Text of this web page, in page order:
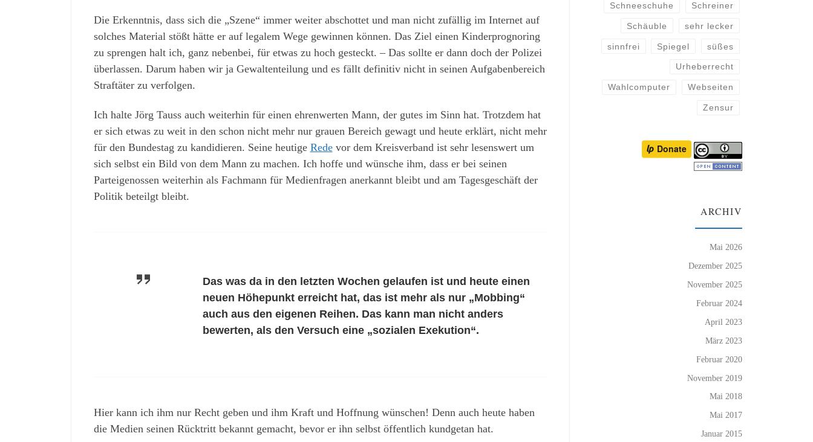
Die Erkenntnis, dass sich die „Szene“ immer weiter abschottet und man nicht zufällig im Internet auf
solches Material stößt hätte er auf legalem Wege gewinnen können. Das Ziel einen Kinderprognoring
zu sprengen halt ich, ganz nebenbei, für etwas zu hoch gesteckt. – Das sollte er dann doch der Polizei
überlassen. Darum haben wir ja Gewaltenteilung und es fällt definitiv nicht in seinen Aufgabenbereich
Straftäter zu verfolgen.
Ich halte Jörg Tauss auch weiterhin für einen ehrenwerten Mann, der gutes im Sinn hat. Trotzdem hat
er sich etwas zu weit in den schon nicht mehr nur grauen Bereich gewagt und heute erklärt, nicht mehr
für den Bundestag zu kandidieren. Seine heutige Redevor dem Kreisverband ist sehr lesenswert um
sich selbst ein Bild von dem Mann zu machen. Ich hoffe und wünsche ihm, dass er bei seinen
Parteigenossen weiterhin als Fachmann für Medienfragen anerkannt bleibt und am Tagesgeschäft der
Politik beteilgt bleibt.
Das was da in den letzten Wochen gelaufen ist und heute einen
neuen Höhepunkt erreicht hat, das ist mehr als nur „Mobbing“
auch aus den eigenen Reihen. Das kann man nicht anders
bewerten, als den Versuch eine „sozialen Exekution“.
Hier kann ich ihm nur Recht geben und ihm Kraft und Hoffnung wünschen! Denn auch heute haben
die Medien seinen Rücktritt bekannt gemacht, bevor er ihn selbst öffentlich kundgetan hat.
Schneeschuhe Schreiner
Schäuble sehr lecker
sinnfrei Spiegel süßes
Urheberrecht
Wahlcomputer Webseiten
Zensur
ARCHIV
Mai 2026
Dezember 2025
November 2025
Februar 2024
April 2023
März 2023
Februar 2020
November 2019
Mai 2018
Mai 2017
Januar 2015